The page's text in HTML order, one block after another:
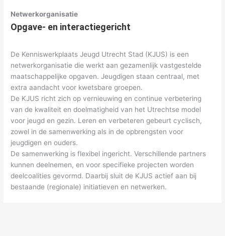
Netwerkorganisatie
Opgave- en interactiegericht
De Kenniswerkplaats Jeugd Utrecht Stad (KJUS) is een
netwerkorganisatie die werkt aan gezamenlijk vastgestelde
maatschappelijke opgaven. Jeugdigen staan centraal, met
extra aandacht voor kwetsbare groepen.
De KJUS richt zich op vernieuwing en continue verbetering
van de kwaliteit en doelmatigheid van het Utrechtse model
voor jeugd en gezin. Leren en verbeteren gebeurt cyclisch,
zowel in de samenwerking als in de opbrengsten voor
jeugdigen en ouders.
De samenwerking is flexibel ingericht. Verschillende partners
kunnen deelnemen, en voor specifieke projecten worden
deelcoalities gevormd. Daarbij sluit de KJUS actief aan bij
bestaande (regionale) initiatieven en netwerken.